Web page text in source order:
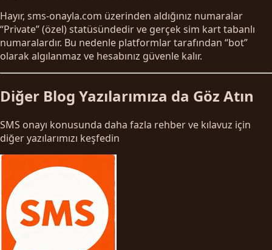
Hayır, sms-onayla.com üzerinden aldığınız numaralar
“Private” (özel) statüsündedir ve gerçek sim kart tabanlı
numaralardır. Bu nedenle platformlar tarafından “bot”
olarak algılanmaz ve hesabınız güvenle kalır.
Diğer Blog Yazılarımıza da Göz Atın
SMS onayı konusunda daha fazla rehber ve kılavuz için
diğer yazılarımızı keşfedin